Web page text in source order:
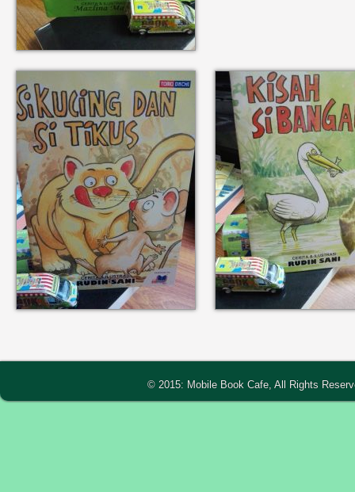
© 2015: Mobile Book Cafe, All Rights